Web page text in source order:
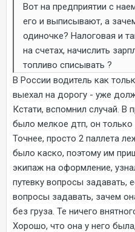
Вот на предприятии с
его и выписывают, а
одиночке? Налоговая и
на счетах, начислить
топливо списывать ?
В России водитель как
выехал на дорогу - уже
Кстати, вспомнил случай. В
было мелкое дтп, он только
Точнее, просто 2 паллета
было каско, поэтому им
экипаж на оформление,
путевку вопросы задавать,
вопросы задавать, зачем
без груза. Те ничего
Хорошо, что она у него